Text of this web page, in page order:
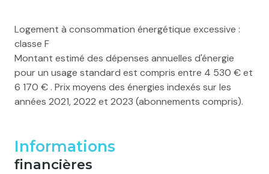
Logement à consommation énergétique excessive :
classe F
Montant estimé des dépenses annuelles d'énergie
pour un usage standard est compris entre 4 530 € et
6 170 € . Prix moyens des énergies indexés sur les
années 2021, 2022 et 2023 (abonnements compris).
Informations
financières